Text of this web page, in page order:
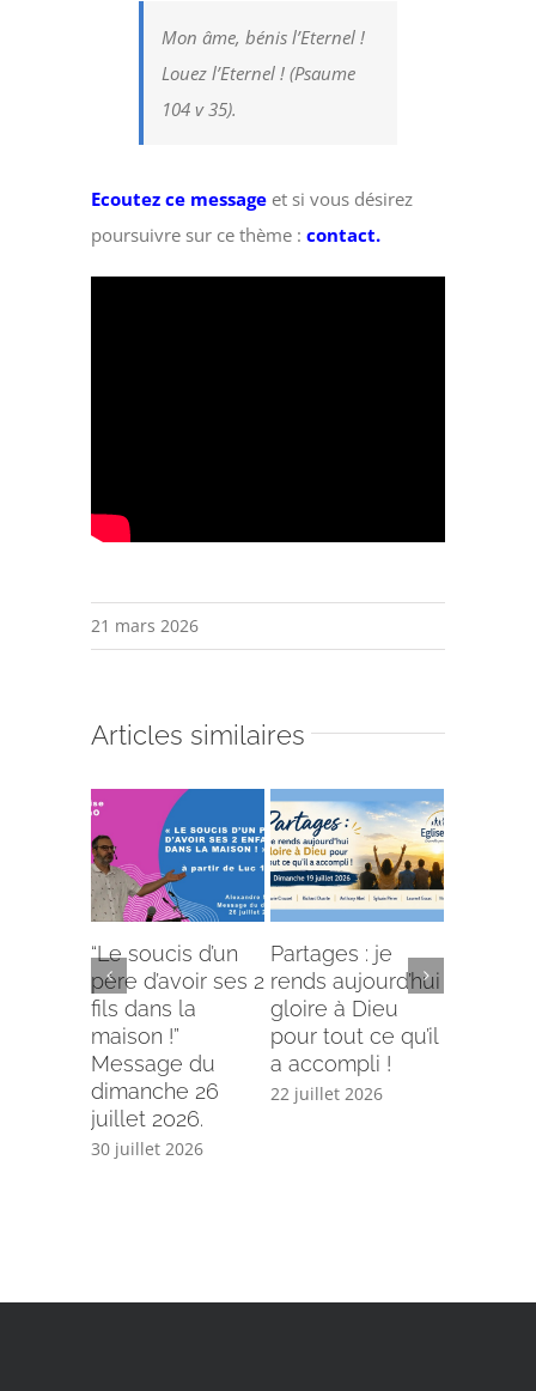
Mon âme, bénis l’Eternel !
Louez l’Eternel ! (Psaume
104 v 35).
Ecoutez ce message et si vous désirez
poursuivre sur ce thème :contact.
21 mars 2026
Articles similaires
“Le soucis d’un
père d’avoir ses 2
fils dans la
maison !”
Message du
dimanche 26
juillet 2026.
30 juillet 2026
Partages : je
rends aujourd’hui
gloire à Dieu
pour tout ce qu’il
a accompli !
22 juillet 2026